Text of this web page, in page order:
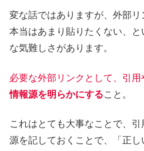
変な話ではありますが、外部リ
本当はあまり貼りたくない、
な気難しさがあります。
必要な外部リンクとして、引用
情報源を明らかにすること。
これはとても大事なことで、
源を記しておくことで、「正